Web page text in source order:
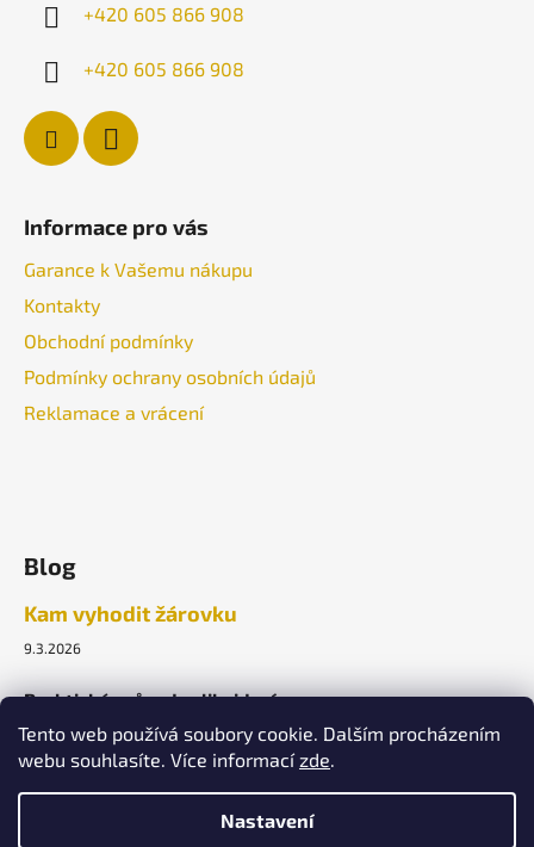
Tento web používá soubory cookie. Dalším procházením
webu souhlasíte. Více informacízde.
Nastavení
+420 605 866 908
+420 605 866 908
Informace pro vás
Garance k Vašemu nákupu
Kontakty
Obchodní podmínky
Podmínky ochrany osobních údajů
Reklamace a vrácení
Blog
Kam vyhodit žárovku
9.3.2026
Praktický průvodce likvidací.
ARCHIV